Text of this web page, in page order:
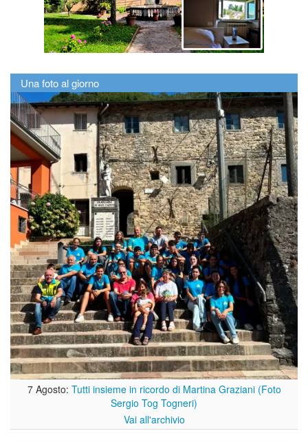
Una foto al giorno
7 Agosto: Tutti insieme in ricordo di Martina Graziani (Foto
Sergio Tog Togneri)
Vai all'archivio